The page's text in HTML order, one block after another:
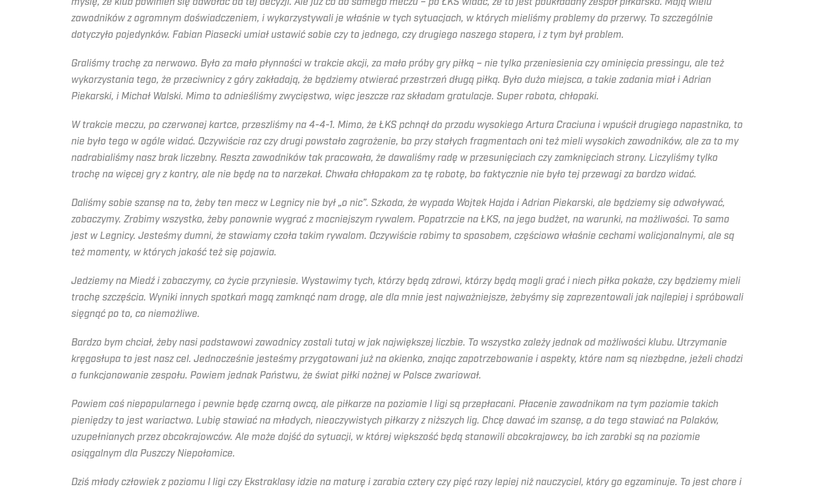
zawodników z ogromnym doświadczeniem, i wykorzystywali je właśnie w tych sytuacjach, w których mieliśmy problemy do przerwy. To szczególnie
dotyczyło pojedynków. Fabian Piasecki umiał ustawić sobie czy to jednego, czy drugiego naszego stopera, i z tym był problem.
Graliśmy trochę za nerwowo. Było za mało płynności w trakcie akcji, za mało próby gry piłką – nie tylko przeniesienia czy ominięcia pressingu, ale też
wykorzystania tego, że przeciwnicy z góry zakładają, że będziemy otwierać przestrzeń długą piłką. Było dużo miejsca, a takie zadania miał i Adrian
Piekarski, i Michał Walski. Mimo to odnieśliśmy zwycięstwo, więc jeszcze raz składam gratulacje. Super robota, chłopaki.
W trakcie meczu, po czerwonej kartce, przeszliśmy na 4-4-1. Mimo, że ŁKS pchnął do przodu wysokiego Artura Craciuna i wpuścił drugiego napastnika, to
nie było tego w ogóle widać. Oczywiście raz czy drugi powstało zagrożenie, bo przy stałych fragmentach oni też mieli wysokich zawodników, ale za to my
nadrabialiśmy nasz brak liczebny. Reszta zawodników tak pracowała, że dawaliśmy radę w przesunięciach czy zamknięciach strony. Liczyliśmy tylko
trochę na więcej gry z kontry, ale nie będę na to narzekał. Chwała chłopakom za tę robotę, bo faktycznie nie było tej przewagi za bardzo widać.
Daliśmy sobie szansę na to, żeby ten mecz w Legnicy nie był „o nic”. Szkoda, że wypada Wojtek Hajda i Adrian Piekarski, ale będziemy się odwoływać,
zobaczymy. Zrobimy wszystko, żeby ponownie wygrać z mocniejszym rywalem. Popatrzcie na ŁKS, na jego budżet, na warunki, na możliwości. To samo
jest w Legnicy. Jesteśmy dumni, że stawiamy czoła takim rywalom. Oczywiście robimy to sposobem, częściowo właśnie cechami wolicjonalnymi, ale są
też momenty, w których jakość też się pojawia.
Jedziemy na Miedź i zobaczymy, co życie przyniesie. Wystawimy tych, którzy będą zdrowi, którzy będą mogli grać i niech piłka pokaże, czy będziemy mieli
trochę szczęścia. Wyniki innych spotkań mogą zamknąć nam drogę, ale dla mnie jest najważniejsze, żebyśmy się zaprezentowali jak najlepiej i spróbowali
sięgnąć po to, co niemożliwe.
Bardzo bym chciał, żeby nasi podstawowi zawodnicy zostali tutaj w jak największej liczbie. To wszystko zależy jednak od możliwości klubu. Utrzymanie
kręgosłupa to jest nasz cel. Jednocześnie jesteśmy przygotowani już na okienko, znając zapotrzebowanie i aspekty, które nam są niezbędne, jeżeli chodzi
o funkcjonowanie zespołu. Powiem jednak Państwu, że świat piłki nożnej w Polsce zwariował.
Powiem coś niepopularnego i pewnie będę czarną owcą, ale piłkarze na poziomie I ligi są przepłacani. Płacenie zawodnikom na tym poziomie takich
pieniędzy to jest wariactwo. Lubię stawiać na młodych, nieoczywistych piłkarzy z niższych lig. Chcę dawać im szansę, a do tego stawiać na Polaków,
uzupełnianych przez obcokrajowców. Ale może dojść do sytuacji, w której większość będą stanowili obcokrajowcy, bo ich zarobki są na poziomie
osiągalnym dla Puszczy Niepołomice.
Dziś młody człowiek z poziomu I ligi czy Ekstraklasy idzie na maturę i zarabia cztery czy pięć razy lepiej niż nauczyciel, który go egzaminuje. To jest chore i